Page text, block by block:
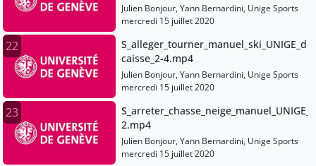
Julien Bonjour, Yann Bernardini, Unige Sports
mercredi 15 juillet 2020
22
caisse_2-4.mp4
Julien Bonjour, Yann Bernardini, Unige Sports
mercredi 15 juillet 2020
23
2.mp4
Julien Bonjour, Yann Bernardini, Unige Sports
mercredi 15 juillet 2020